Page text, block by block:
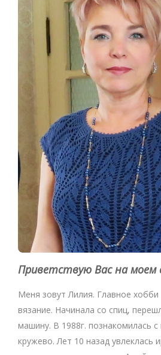
Приветствую Вас на моем
Меня зовут Лилия. Главное
вязание. Начинала со спиц,
машину. В 1988г. познакомилась
кружево. Лет 10 назад увлеклась